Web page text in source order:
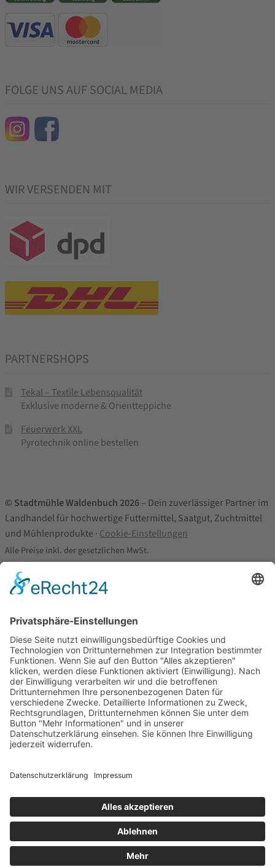
FOLGE UNS AUF SOCIAL MEDIA
WIR VERSENDEN MIT
PARTNERSHOPS
Tekal – Textile Lebensqualität
Exklusive moderne & Orientteppiche
Feuerwerk XXL
Pyrotechnik online bestellen
© Stadtmühle Waldenbuch 2026– Dein zuverlässiger Partner im
Landhandel für hochwertige Futtermittel, Saatgut, Zuchtmittel
und Mühlenprodukte · Cookie-Einstellungen
Alle Preise inkl. der gesetzlichen MwSt.
Die durchgestrichenen Preise entsprechen dem bisherigen Preis in
diesem Online-Shop.